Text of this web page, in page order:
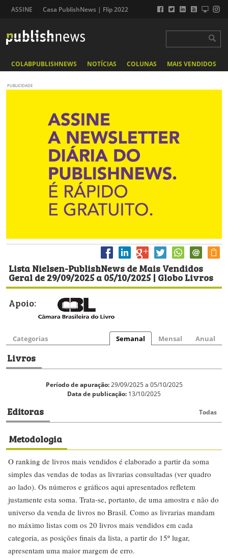
ASSINE Casa PublishNews | Flip 2022
COLABPUBLISHNEWS NOTÍCIAS COLUNAS MAIS VENDIDOS
PUBLICIDADE
Lista Nielsen-PublishNews de Mais Vendidos
Geral de 29/09/2025 a 05/10/2025 | Globo Livros
Apoio:
Categorias Semanal Mensal Anual
Livros
Período de apuração:29/09/2025 a 05/10/2025
Data de publicação: 13/10/2025
Editoras Todas
Metodologia
O ranking de livros mais vendidos é elaborado a partir da soma
simples das vendas de todas as livrarias consultadas (ver quadro
ao lado). Os números e gráficos aqui apresentados refletem
justamente esta soma. Trata-se, portanto, de uma amostra e não do
universo da venda de livros no Brasil. Como as livrarias mandam
no máximo listas com os 20 livros mais vendidos em cada
categoria, as posições finais da lista, a partir do 15º lugar,
apresentam uma maior margem de erro.